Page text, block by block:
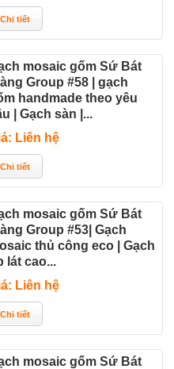
mosaic gốm Sứ Bát
Group #58 | gạch
handmade theo yêu
| Gạch sàn |...
Liên hệ
mosaic gốm Sứ Bát
Group #53| Gạch
thủ công eco | Gạch
lát cao...
Liên hệ
mosaic gốm Sứ Bát